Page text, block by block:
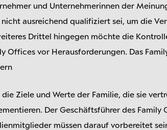
und Unternehmerinnen der
ausreichend qualifiziert sei, um die
Drittel hingegen möchte die
Offices vor Herausforderungen. Das
die Ziele und Werte der Familie, die sie
Der Geschäftsführer des
müssen darauf vorbereitet